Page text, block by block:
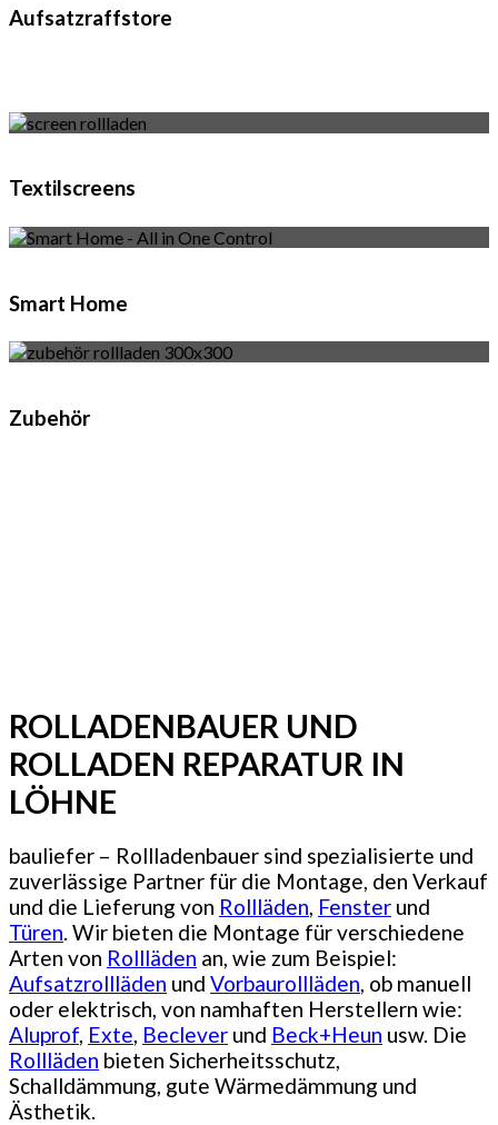
Aufsatzraffstore
Textilscreens
Smart Home
Zubehör
ROLLADENBAUER UND
ROLLADEN REPARATUR IN
LÖHNE
bauliefer – Rollladenbauer sind spezialisierte und
zuverlässige Partner für die Montage, den Verkauf
und die Lieferung von Rollläden, Fenster und
Türen. Wir bieten die Montage für verschiedene
Arten von Rollläden an, wie zum Beispiel:
Aufsatzrollläden und Vorbaurollläden, ob manuell
oder elektrisch, von namhaften Herstellern wie:
Aluprof, Exte, Beclever und Beck+Heun usw. Die
Rollläden bieten Sicherheitsschutz,
Schalldämmung, gute Wärmedämmung und
Ästhetik.